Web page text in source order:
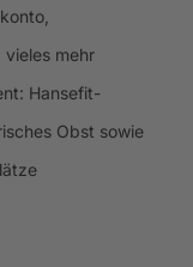
mehr
Hansefit-
Obst sowie